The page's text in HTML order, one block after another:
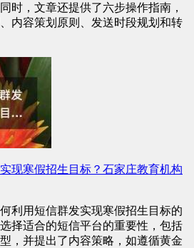
时，文章还提供了六步操作指南，
内容策划原则、发送时段规划和转
现寒假招生目标？石家庄教育机构
利用短信群发实现寒假招生目标的
择适合的短信平台的重要性，包括
，并提出了内容策略，如遵循黄金